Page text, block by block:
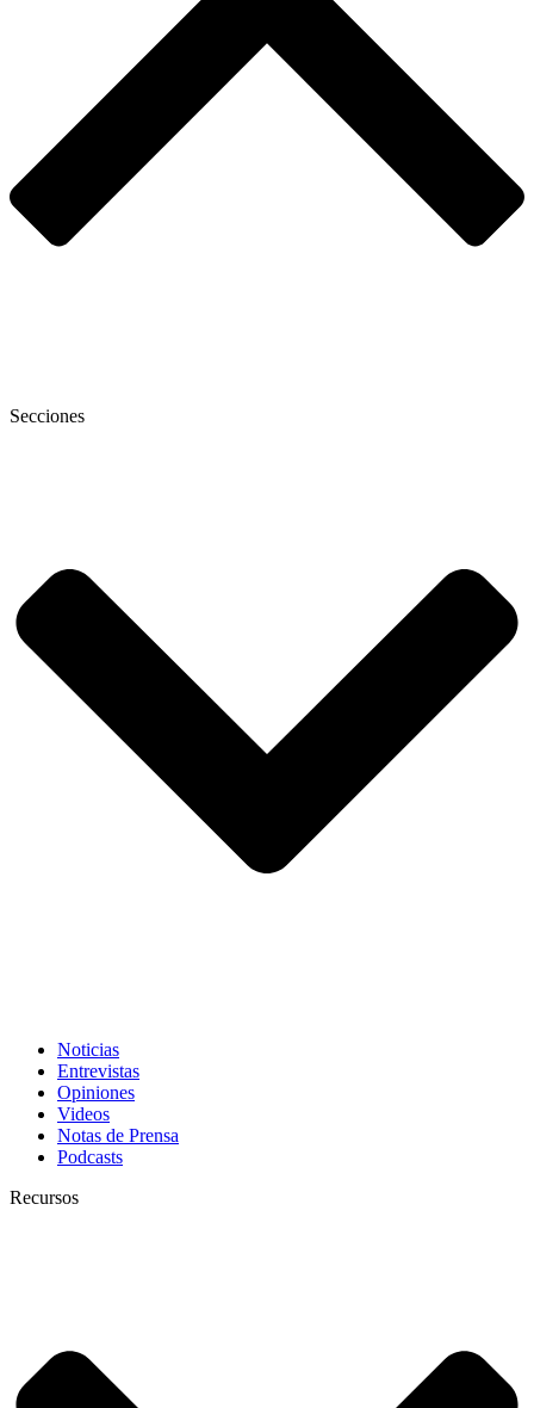
Secciones
Noticias
Entrevistas
Opiniones
Videos
Notas de Prensa
Podcasts
Recursos